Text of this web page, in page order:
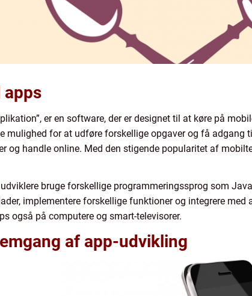
er en software, der er designet til at køre på
mulighed for at udføre forskellige opgaver og få
og handle online. Med den stigende popularitet af
bruge forskellige programmeringssprog som
implementere forskellige funktioner og integrere
også på computere og smart-televisorer.
af app-udvikling